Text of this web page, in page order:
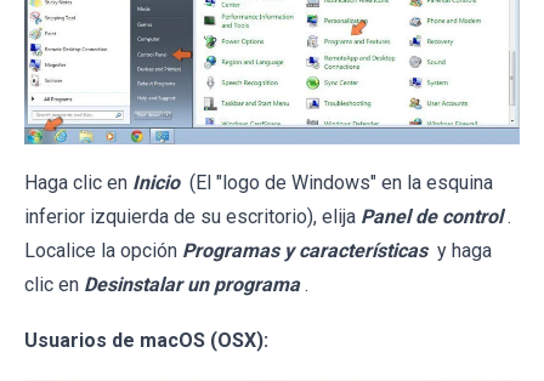
Haga clic en Inicio (El "logo de Windows" en la esquina
inferior izquierda de su escritorio), elija Panel de control .
Localice la opción Programas y características y haga
clic en Desinstalar un programa .
Usuarios de macOS (OSX):